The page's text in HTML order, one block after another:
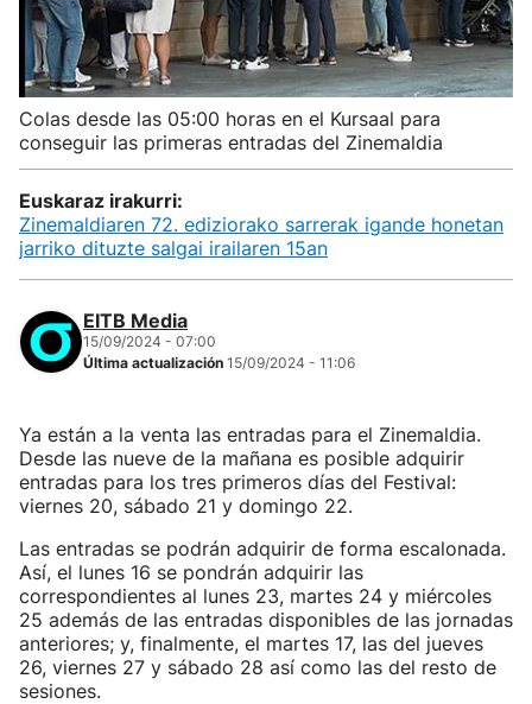
Colas desde las 05:00 horas en el Kursaal para
conseguir las primeras entradas del Zinemaldia
Euskaraz irakurri:
Zinemaldiaren 72. ediziorako sarrerak igande honetan
jarriko dituzte salgai irailaren 15an
EITB Media
15/09/2024 - 07:00
Última actualización 15/09/2024 - 11:06
Ya están a la venta las entradas para el Zinemaldia.
Desde las nueve de la mañana es posible adquirir
entradas para los tres primeros días del Festival:
viernes 20, sábado 21 y domingo 22.
Las entradas se podrán adquirir de forma escalonada.
Así, el lunes 16 se pondrán adquirir las
correspondientes al lunes 23, martes 24 y miércoles
25 además de las entradas disponibles de las jornadas
anteriores; y, finalmente, el martes 17, las del jueves
26, viernes 27 y sábado 28 así como las del resto de
sesiones.